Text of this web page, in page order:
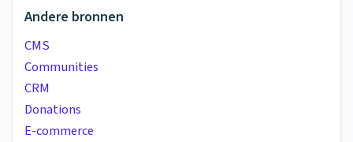
Andere bronnen
CMS
Communities
CRM
Donations
E-commerce